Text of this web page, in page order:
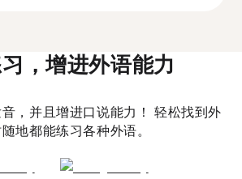
，增进外语能力
，并且增进口说能力！ 轻松找到外
地都能练习各种外语。